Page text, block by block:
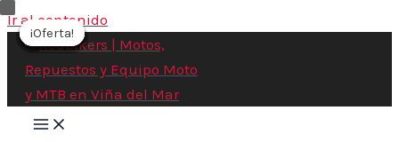
Ir al contenido
¡Oferta!
¡Oferta!
¡Oferta!
¡Oferta!
¡Oferta!
¡Oferta!
¡Oferta!
¡Oferta!
¡Oferta!
¡Oferta!
¡Oferta!